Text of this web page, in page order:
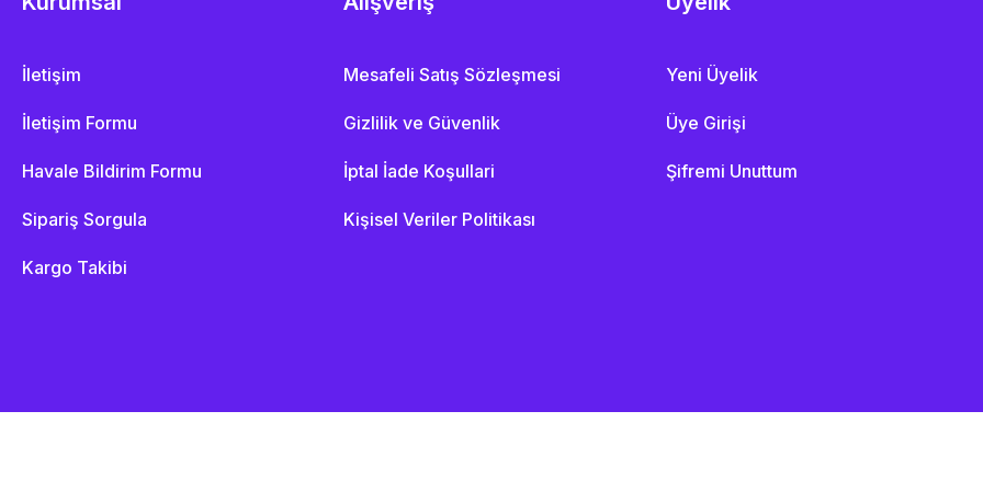
İletişim
İletişim Formu
Havale Bildirim Formu
Sipariş Sorgula
Kargo Takibi
Mesafeli Satış Sözleşmesi
Gizlilik ve Güvenlik
İptal İade Koşullari
Kişisel Veriler Politikası
Yeni Üyelik
Üye Girişi
Şifremi Unuttum